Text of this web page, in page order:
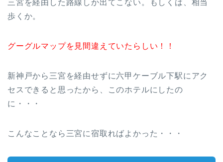
三宮を経由した路線しか出てこない。もしくは、相当
歩くか。
グーグルマップを見間違えていたらしい！！
新神戸から三宮を経由せずに六甲ケーブル下駅にアク
セスできると思ったから、このホテルにしたの
に・・・
こんなことなら三宮に宿取ればよかった・・・